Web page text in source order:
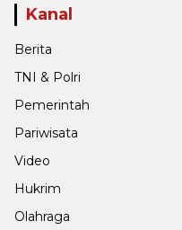
Kanal
Berita
TNI & Polri
Pemerintah
Pariwisata
Video
Hukrim
Olahraga